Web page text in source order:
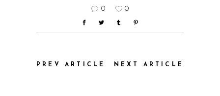
0 0
PREV ARTICLE NEXT ARTICLE